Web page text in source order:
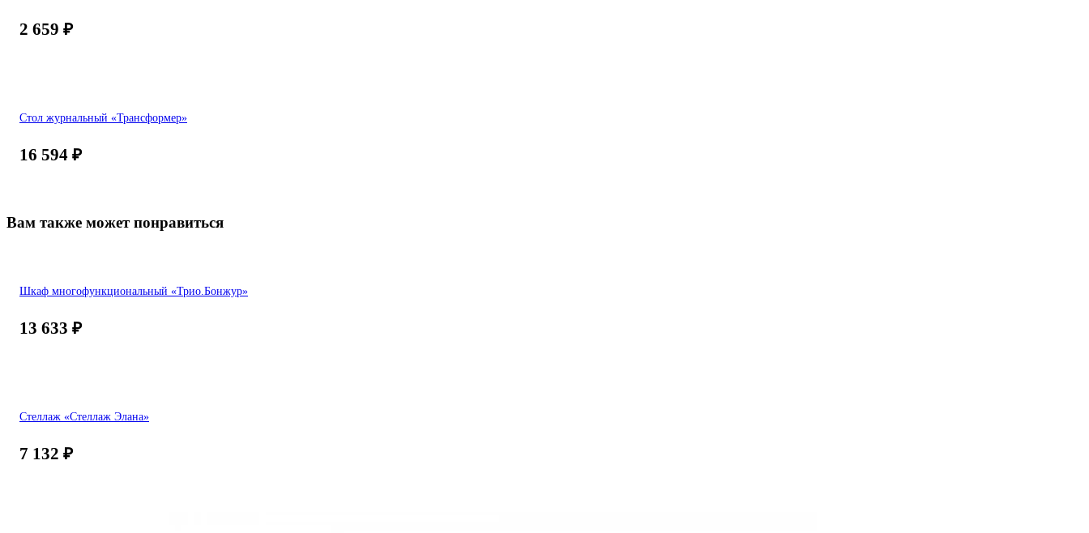
2 659 ₽
Стол журнальный «Трансформер»
16 594 ₽
Вам также может понравиться
Шкаф многофункциональный «Трио.Бонжур»
13 633 ₽
Стеллаж «Стеллаж Элана»
7 132 ₽